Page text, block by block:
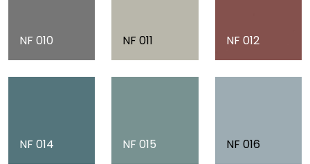
NF 010 NF 011 NF 012
NF 014 NF 015 NF 016